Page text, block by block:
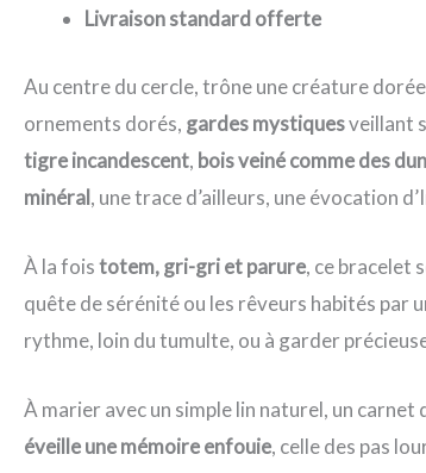
Livraison standard offerte
Au centre du cercle, trône une créature
ornements dorés, gardes mystiquesveillant
tigre incandescent, bois veiné comme des
minéral, une trace d’ailleurs, une évocation
À la foistotem, gri-gri et parure, ce bracelet
quête de sérénité ou les rêveurs habités par
rythme, loin du tumulte, ou à garder
À marier avec un simple lin naturel, un
éveille une mémoire enfouie, celle des pas